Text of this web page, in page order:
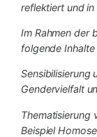
reflektiert und
Im Rahmen der
folgende
Sensibilisierung
Gendervielfalt
Thematisierung
Beispiel